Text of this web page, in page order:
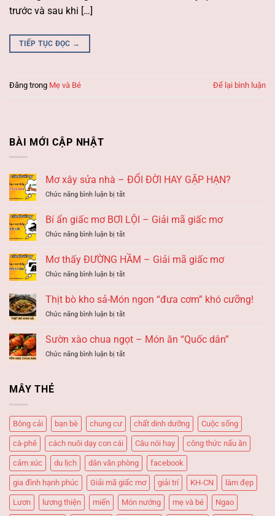
trước và sau khi […]
TIẾP TỤC ĐỌC →
Đăng trong Mẹ và Bé Để lại bình luận
BÀI MỚI CẬP NHẬT
Mơ xây sửa nhà – ĐỔI ĐỜI HAY GẶP HẠN?
Chức năng bình luận bị tắtở
xây
sửa
nhà
ĐỔI
HAY
HẠN?
Bí ẩn giấc mơ BƠI LỘI – Giải mã giấc mơ
Chức năng bình luận bị tắtở
ẩn
giấc
mơ
LỘI
Giải
giấc
Mơ thấy ĐƯỜNG HẦM – Giải mã giấc mơ
Chức năng bình luận bị tắtở
ĐƯỜNG
HẦM
Giải
mã
giấc
Thịt bò kho sả-Món ngon “đưa cơm” khó cưỡng!
Chức năng bình luận bị tắtở
bò
kho
sả-
cưỡng!
Sườn xào chua ngọt – Món ăn “Quốc dân”
Chức năng bình luận bị tắtở
Món
“Quốc
dân”
MÂY THẺ
Bông cải bạn bè chung cư chất dinh dưỡng Cuộc sống
cà-phê cách nuôi dạy con cái Câu nói hay công thức nấu ăn
cảm xúc du lịch dân văn phòng facebook
gia đình hạnh phúc Giải mã giấc mơ giải trí KH-CN làm đẹp
Lươn lương thiện miến Món nướng mẹ và bé Ngao